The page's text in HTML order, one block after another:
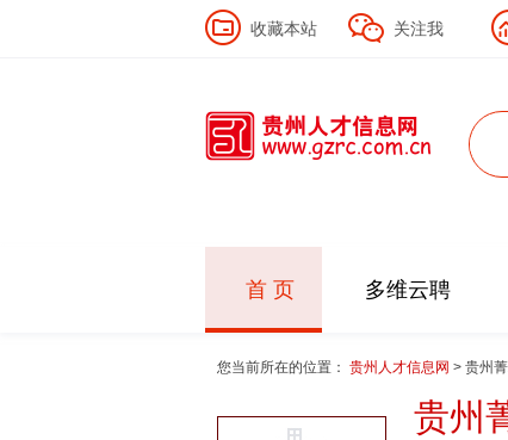
收藏本站 关注我
首 页 多维云聘
您当前所在的位置： 贵州人才信息网 > 贵州
贵州